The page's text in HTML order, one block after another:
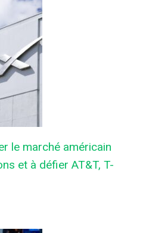
le marché américain
et à défier AT&T, T-